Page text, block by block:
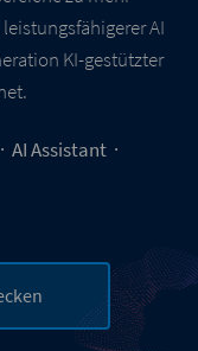
AI
KI-gestützter
AI Assistant ·